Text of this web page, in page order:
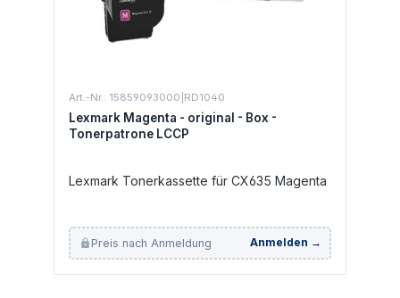
Art.-Nr.: 15859093000|RD1040
Lexmark Magenta - original - Box -
Tonerpatrone LCCP
Lexmark Tonerkassette für CX635 Magenta
Preis nach Anmeldung Anmelden →